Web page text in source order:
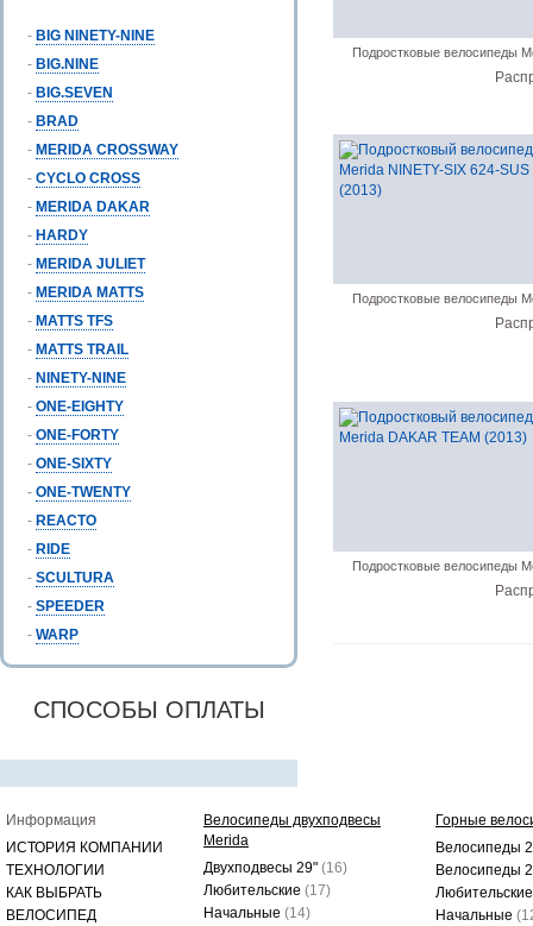
- BIG NINETY-NINE
- BIG.NINE
- BIG.SEVEN
- BRAD
- MERIDA CROSSWAY
- CYCLO CROSS
- MERIDA DAKAR
- HARDY
- MERIDA JULIET
- MERIDA MATTS
- MATTS TFS
- MATTS TRAIL
- NINETY-NINE
- ONE-EIGHTY
- ONE-FORTY
- ONE-SIXTY
- ONE-TWENTY
- REACTO
- RIDE
- SCULTURA
- SPEEDER
- WARP
СПОСОБЫ ОПЛАТЫ
Подростковые велосипеды
Подростковые велосипеды
Подростковые велосипеды
Информация
ИСТОРИЯ КОМПАНИИ
ТЕХНОЛОГИИ
КАК ВЫБРАТЬ
ВЕЛОСИПЕД
Велосипеды двухподвесы
Merida
Двухподвесы 29" (16)
Любительские (17)
Начальные (14)
Горные
Велосипеды
Велосипеды
Начальные